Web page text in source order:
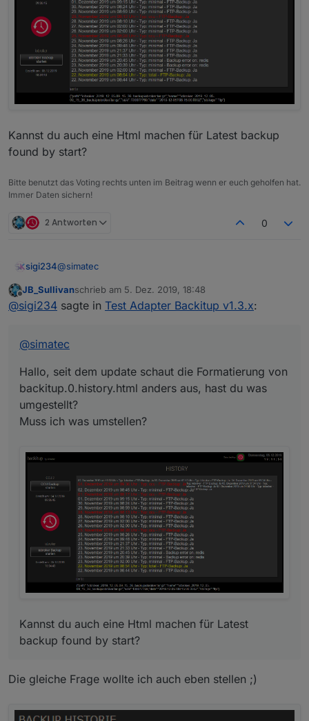
Kannst du auch eine Html machen für Latest backup
found by start?
Bitte benutzt das Voting rechts unten im Beitrag wenn er euch geholfen hat.
Immer Daten sichern!
2 Antworten 0
sigi234@simatec
Hallo, seit dem update schaut die Formatierung von
backitup.0.history.html anders aus, hast du was
Kannst du auch eine Html machen für Latest backup
Offline
JB_Sullivanschrieb am 5. Dez. 2019, 18:48
zuletzt editiert von
@sigi234 sagte in Test Adapter Backitup v1.3.x:
@simatec
Hallo, seit dem update schaut die Formatierung von
backitup.0.history.html anders aus, hast du was
umgestellt?
Muss ich was umstellen?
Kannst du auch eine Html machen für Latest
backup found by start?
Die gleiche Frage wollte ich auch eben stellen ;)